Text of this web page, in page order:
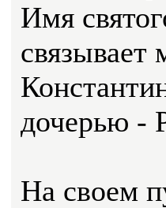
Имя
связывает
дочерью -
На своем